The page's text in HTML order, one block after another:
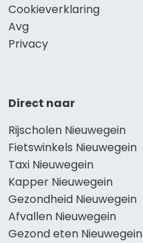
Cookieverklaring
Avg
Privacy
Direct naar
Rijscholen Nieuwegein
Fietswinkels Nieuwegein
Taxi Nieuwegein
Kapper Nieuwegein
Gezondheid Nieuwegein
Afvallen Nieuwegein
Gezond eten Nieuwegein